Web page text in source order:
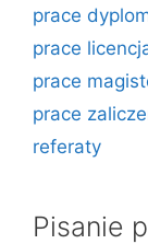
prace
prace
prace
prace
referaty
Pisanie